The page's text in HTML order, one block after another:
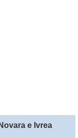
e Ivrea